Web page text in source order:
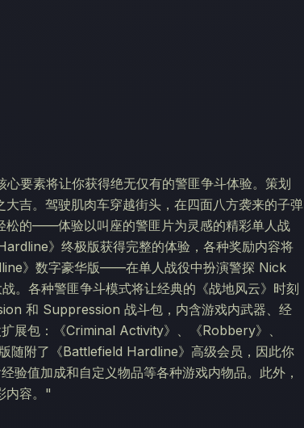
要素将让你获得绝无仅有的警匪争斗体验。策划
吉。驾驶肌肉车穿越街头，在四面八方袭来的子弹
松的——体验以叫座的警匪片为灵感的精彩单人战
》终极版获得完整的体验，各种奖励内容将
》数字豪华版——在单人战役中扮演警探 Nick
。各种警匪争斗模式将让经典的《战地风云》时刻
和 Suppression 战斗包，内含游戏内武器、经
展包：《Criminal Activity》、《Robbery》、
附了《Battlefield Hardline》高级会员，因此你
验值加成和自定义物品等各种游戏内物品。此外，
内容。"